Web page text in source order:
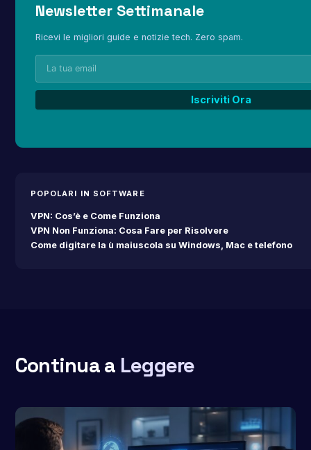
Newsletter Settimanale
Ricevi le migliori guide e notizie tech. Zero spam.
POPOLARI IN SOFTWARE
VPN: Cos’è e Come Funziona
VPN Non Funziona: Cosa Fare per Risolvere
Come digitare la ù maiuscola su Windows, Mac e telefono
Continua a Leggere